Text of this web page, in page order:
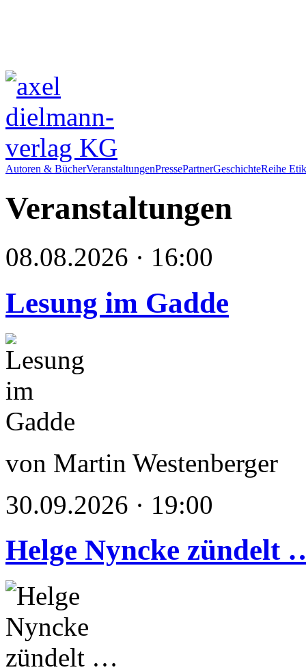
Autoren & BücherVeranstaltungenPressePartnerGeschichteReihe
Veranstaltungen
08.08.2026 · 16:00
Lesung im Gadde
von Martin Westenberger
30.09.2026 · 19:00
Helge Nyncke zündelt